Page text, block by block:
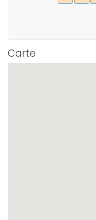
Carte